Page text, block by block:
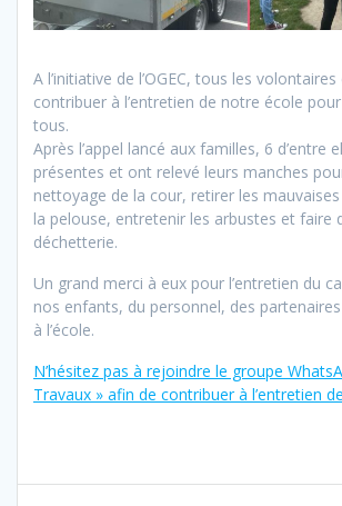
A l’initiative de l’OGEC, tous les
contribuer à l’entretien de notre école
tous.
Après l’appel lancé aux familles, 6 d’entre
présentes et ont relevé leurs manches
nettoyage de la cour, retirer les
la pelouse, entretenir les arbustes et faire
déchetterie.
Un grand merci à eux pour l’entretien du
nos enfants, du personnel, des
à l’école.
N’hésitez pas à rejoindre le groupe
Travaux » afin de contribuer à l’entretien